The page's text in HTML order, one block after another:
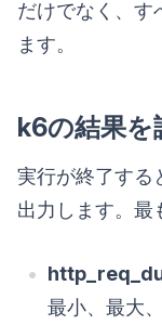
だけでなく、す
ます。
k6の結果を
実行が終了する
出力します。最
最小、最大